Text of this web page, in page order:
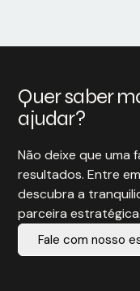
Quer saber
ajudar?
Não deixe que uma
resultados. Entre
descubra a
parceira estratégica.
Fale com nosso